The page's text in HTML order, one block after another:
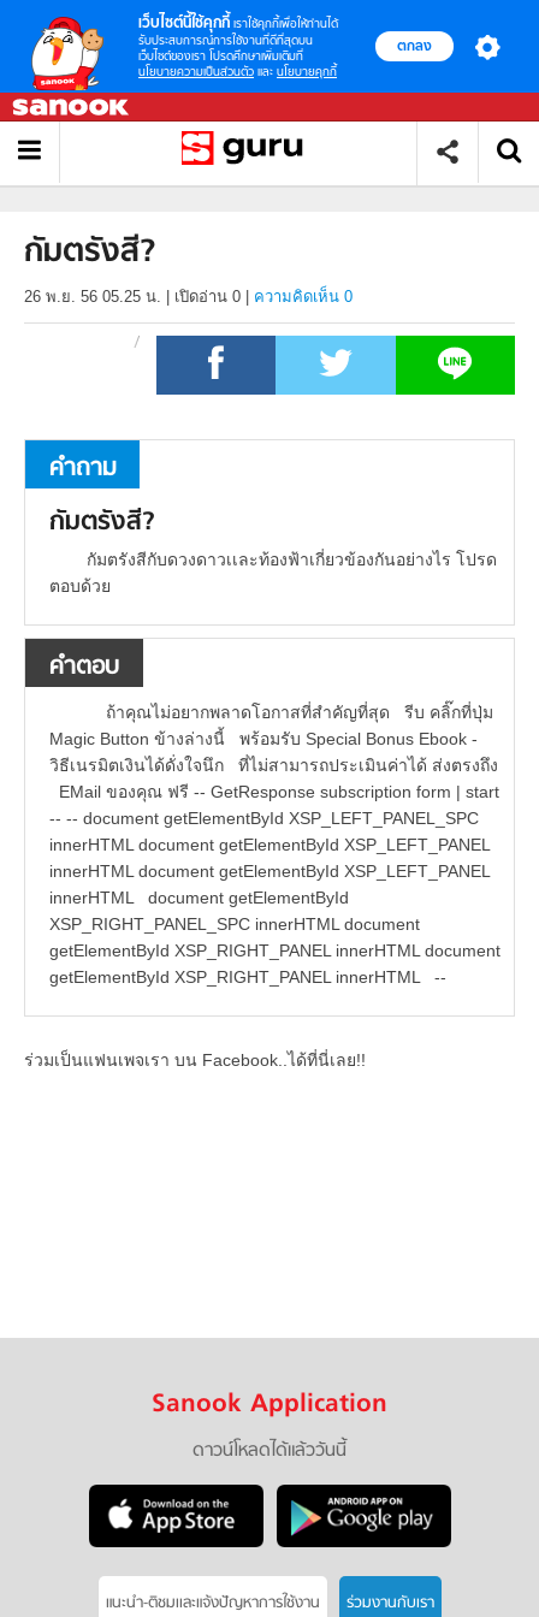
เว็บไซต์นี้ใช้คุกกี้ เราใช้คุกกี้เพื่อให้ท่านได้
รับประสบการณ์การใช้งานที่ดีที่สุดบน
เว็บไซต์ของเรา โปรดศึกษาเพิ่มเติมที่
นโยบายความเป็นส่วนตัว และ นโยบายคุกกี้
ตกลง
กัมตรังสี?
26 พ.ย. 56 05.25 น. เปิดอ่าน 0 ความคิดเห็น 0
คำถาม
กัมตรังสี?
กัมตรังสีกับดวงดาวเเละท้องฟ้าเกี่ยวข้องกันอย่างไร โปรด
ตอบด้วย
คำตอบ
ถ้าคุณไม่อยากพลาดโอกาสที่สำคัญที่สุด รีบ คลิ๊กที่ปุ่ม
Magic Button ข้างล่างนี้ พร้อมรับ Special Bonus Ebook -
วิธีเนรมิตเงินได้ดั่งใจนึก ที่ไม่สามารถประเมินค่าได้ ส่งตรงถึง
EMail ของคุณ ฟรี -- GetResponse subscription form | start
-- -- document getElementById XSP_LEFT_PANEL_SPC
innerHTML document getElementById XSP_LEFT_PANEL
innerHTML document getElementById XSP_LEFT_PANEL
innerHTML document getElementById
XSP_RIGHT_PANEL_SPC innerHTML document
getElementById XSP_RIGHT_PANEL innerHTML document
getElementById XSP_RIGHT_PANEL innerHTML --
ร่วมเป็นแฟนเพจเรา บน Facebook..ได้ที่นี่เลย!!
Sanook Application
ดาวน์โหลดได้แล้ววันนี้
แนะนำ-ติชมเเละแจ้งปัญหาการใช้งาน ร่วมงานกับเรา